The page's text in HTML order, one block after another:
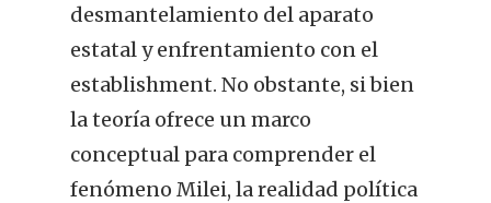
desmantelamiento del aparato
estatal y enfrentamiento con el
establishment. No obstante, si bien
la teoría ofrece un marco
conceptual para comprender el
fenómeno Milei, la realidad política